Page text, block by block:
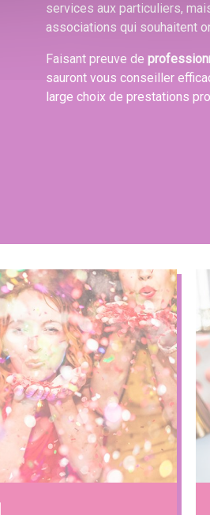
services aux particuliers,
associations qui souhaitent
Faisant preuve de
sauront vous conseiller
large choix de prestations